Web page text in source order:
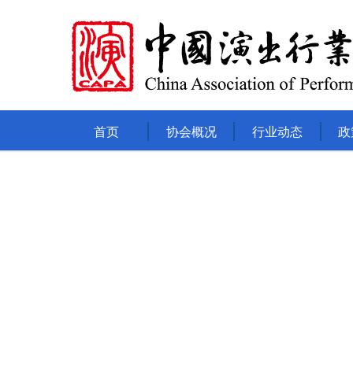
首页 协会概况 行业动态